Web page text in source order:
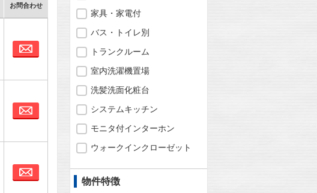
お問合わせ
お問合わせ
お問合わせ
家具・家電付
バス・トイレ別
トランクルーム
室内洗濯機置場
洗髪洗面化粧台
システムキッチン
モニタ付インターホン
ウォークインクローゼット
物件特徴